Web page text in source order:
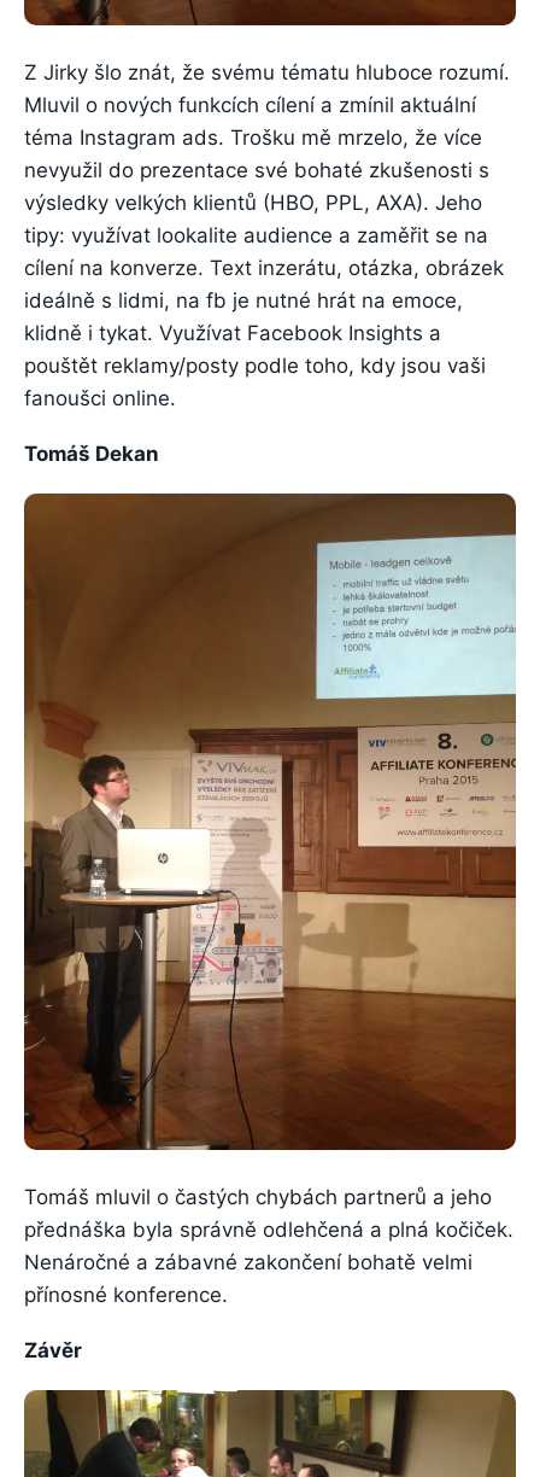
Z Jirky šlo znát, že svému tématu hluboce rozumí.
Mluvil o nových funkcích cílení a zmínil aktuální
téma Instagram ads. Trošku mě mrzelo, že více
nevyužil do prezentace své bohaté zkušenosti s
výsledky velkých klientů (HBO, PPL, AXA). Jeho
tipy: využívat lookalite audience a zaměřit se na
cílení na konverze. Text inzerátu, otázka, obrázek
ideálně s lidmi, na fb je nutné hrát na emoce,
klidně i tykat. Využívat Facebook Insights a
pouštět reklamy/posty podle toho, kdy jsou vaši
fanoušci online.
Tomáš Dekan
Tomáš mluvil o častých chybách partnerů a jeho
přednáška byla správně odlehčená a plná kočiček.
Nenáročné a zábavné zakončení bohatě velmi
přínosné konference.
Závěr